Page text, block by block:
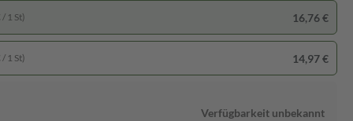
1 St) 16,76 €
1 St) 14,97 €
Verfügbarkeit unbekannt